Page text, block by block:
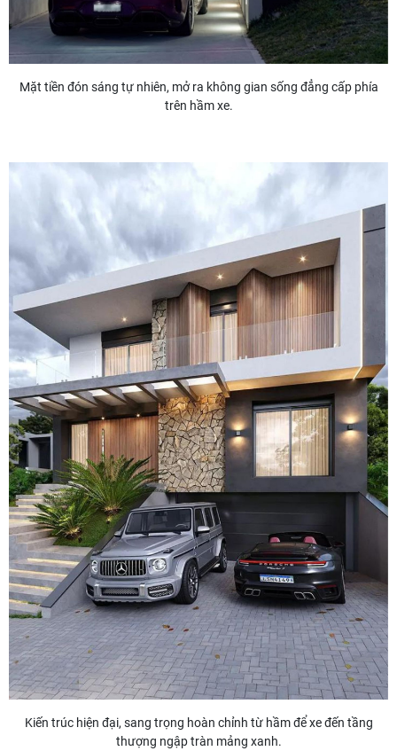
Mặt tiền đón sáng tự nhiên, mở ra không gian sống đẳng cấp phía
trên hầm xe.
Kiến trúc hiện đại, sang trọng hoàn chỉnh từ hầm để xe đến tầng
thượng ngập tràn mảng xanh.